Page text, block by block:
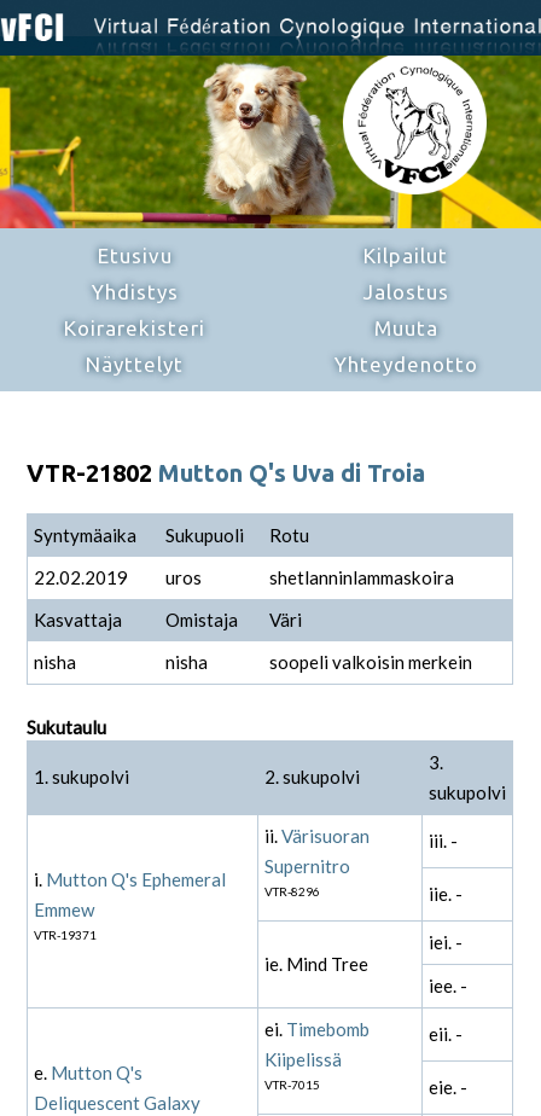
Etusivu
Yhdistys
Koirarekisteri
Näyttelyt
Kilpailut
Jalostus
Muuta
Yhteydenotto
VTR-21802 Mutton Q's Uva di Troia
Syntymäaika Sukupuoli
Rotu
22.02.2019
uros
shetlanninlammaskoira
Kasvattaja
Omistaja
Väri
nisha
nisha soopeli valkoisin merkein
Sukutaulu
1. sukupolvi 2. sukupolvi
3.
sukupolvi
i. Mutton Q's Ephemeral
Emmew
VTR-19371
ii.Värisuoran
Supernitro
VTR-8296
iii. -
iie. -
ie. Mind Tree
iei. -
iee. -
e. Mutton Q's
Deliquescent Galaxy
ei. Timebomb
Kiipelissä
VTR-7015
eii. -
eie. -